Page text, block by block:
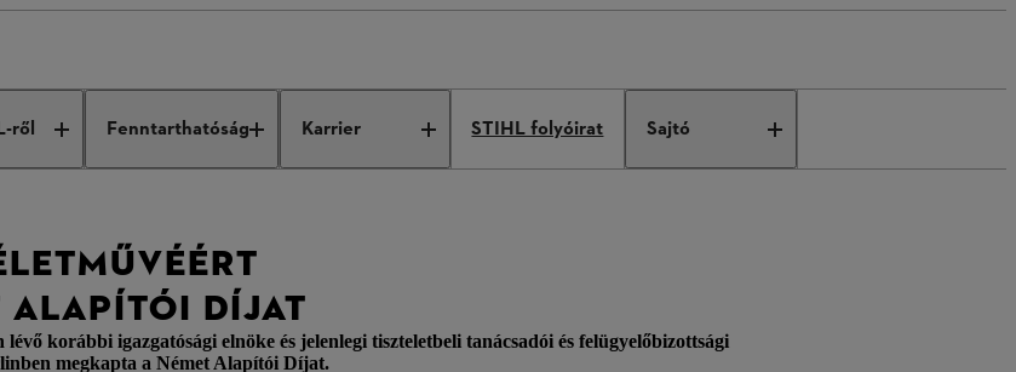
ről Fenntarthatóság Karrier STIHL folyóirat Sajtó
ALAPÍTÓI DÍJAT
korábbi igazgatósági elnöke és jelenlegi tiszteletbeli tanácsadói és felügyelőbizottsági
megkapta a Német Alapítói Díjat.